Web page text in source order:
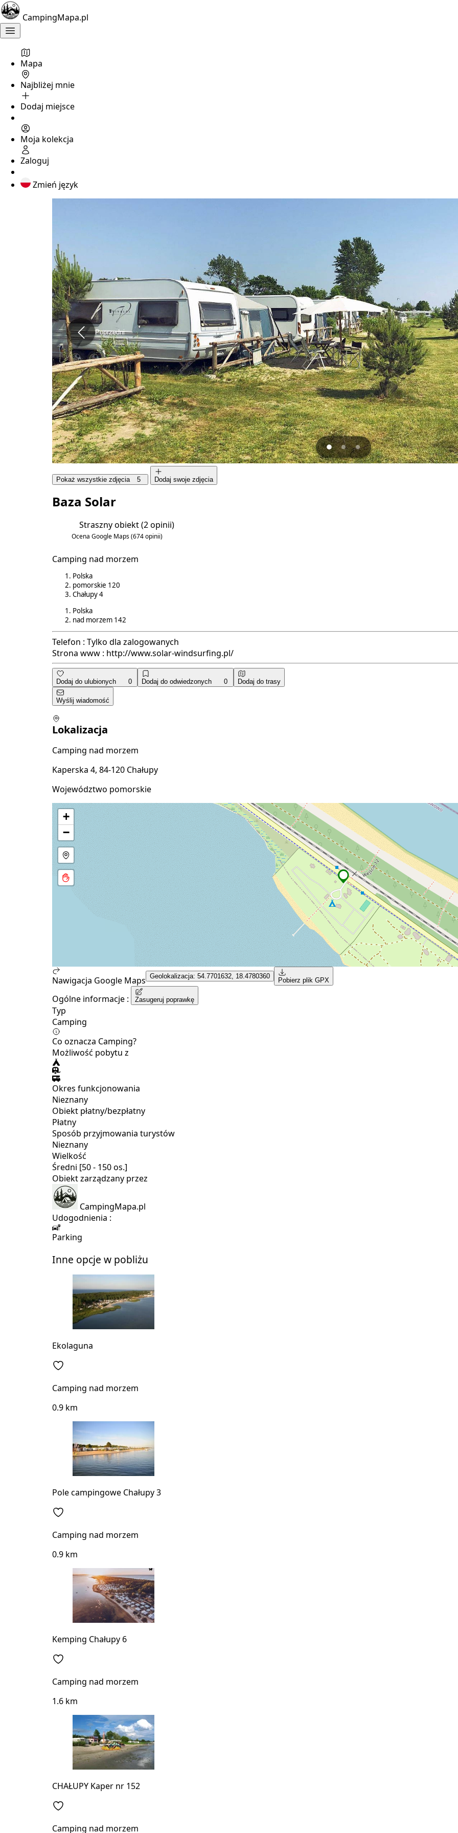
CampingMapa.pl
Mapa
Najbliżej mnie
Dodaj miejsce
Moja kolekcja
Zaloguj
Zmień język
Poprzedni
Pokaż wszystkie zdjęcia 5 Dodaj swoje zdjęcia
Baza Solar
Straszny obiekt(2 opinii)
Ocena Google Maps(674 opinii)
Camping nad morzem
Polska
pomorskie 120
Chałupy4
Polska
nad morzem 142
Telefon : Tylko dla zalogowanych
Strona www : http://www.solar-windsurfing.pl/
Dodaj do ulubionych 0 Dodaj do odwiedzonych 0 Dodaj do trasy
Wyślij wiadomość
Lokalizacja
Camping nad morzem
Kaperska 4, 84-120 Chałupy
Województwo pomorskie
+
−
Nawigacja Google Maps Geolokalizacja: 54.7701632, 18.4780360
Pobierz plik GPX
Ogólne informacje : Zasugeruj poprawkę
Typ
Camping
Co oznacza Camping?
Możliwość pobytu z
Okres funkcjonowania
Nieznany
Obiekt płatny/bezpłatny
Płatny
Sposób przyjmowania turystów
Nieznany
Wielkość
Średni [50 - 150 os.]
Obiekt zarządzany przez
CampingMapa.pl
Udogodnienia :
Parking
Inne opcje w pobliżu
Ekolaguna
Camping nad morzem
0.9 km
Pole campingowe Chałupy 3
Camping nad morzem
0.9 km
Kemping Chałupy 6
Camping nad morzem
1.6 km
CHAŁUPY Kaper nr 152
Camping nad morzem